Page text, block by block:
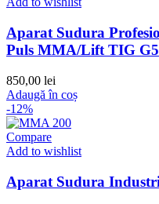
Aparat Sudura
Puls MMA/Lift TIG G5
850,00 lei
Adaugă în coș
-12%
Compare
Add to wishlist
Aparat Sudura